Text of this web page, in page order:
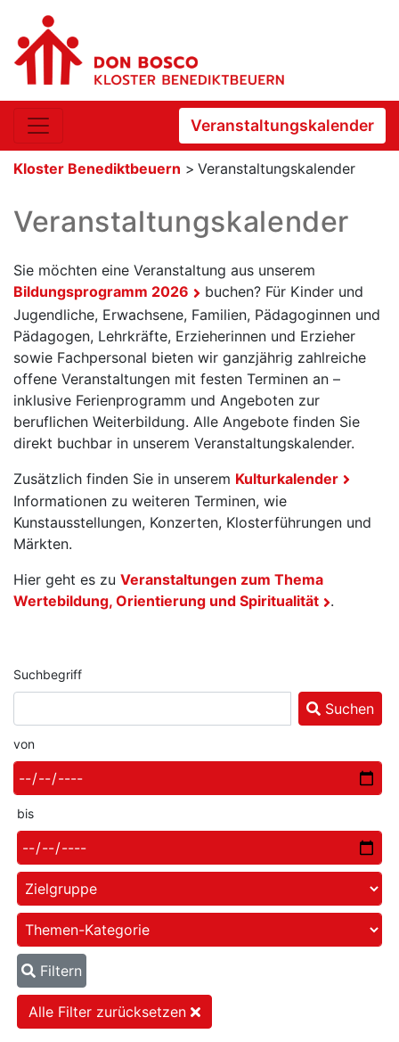
Veranstaltungskalender
Kloster Benediktbeuern > Veranstaltungskalender
Veranstaltungskalender
Sie möchten eine Veranstaltung aus unserem
Bildungsprogramm 2026
buchen? Für Kinder und
Jugendliche, Erwachsene, Familien, Pädagoginnen und
Pädagogen, Lehrkräfte, Erzieherinnen und Erzieher
sowie Fachpersonal bieten wir ganzjährig zahlreiche
offene Veranstaltungen mit festen Terminen an –
inklusive Ferienprogramm und Angeboten zur
beruflichen Weiterbildung. Alle Angebote finden Sie
direkt buchbar in unserem Veranstaltungskalender.
Zusätzlich finden Sie in unserem Kulturkalender
Informationen zu weiteren Terminen, wie
Kunstausstellungen, Konzerten, Klosterführungen und
Märkten.
Hier geht es zu Veranstaltungen zum Thema
Wertebildung, Orientierung und Spiritualität
.
Suchbegriff
Suchen
von
bis
Filtern
Alle Filter zurücksetzen